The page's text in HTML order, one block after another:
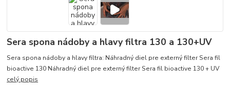
Sera spona nádoby a hlavy filtra 130 a 130+UV
Sera spona nádoby a hlavy filtra: Náhradný diel pre externý filter Sera fil
bioactive 130 Náhradný diel pre externý filter Sera fil bioactive 130 + UV
celý popis